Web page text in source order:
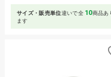
サイズ・販売単位違いで全 10商品あ
ます